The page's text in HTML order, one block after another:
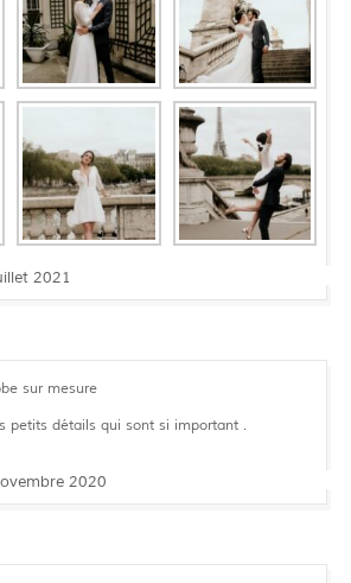
2021
sur mesure
petits détails qui sont si important .
2020